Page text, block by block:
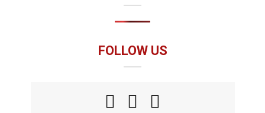
FOLLOW US